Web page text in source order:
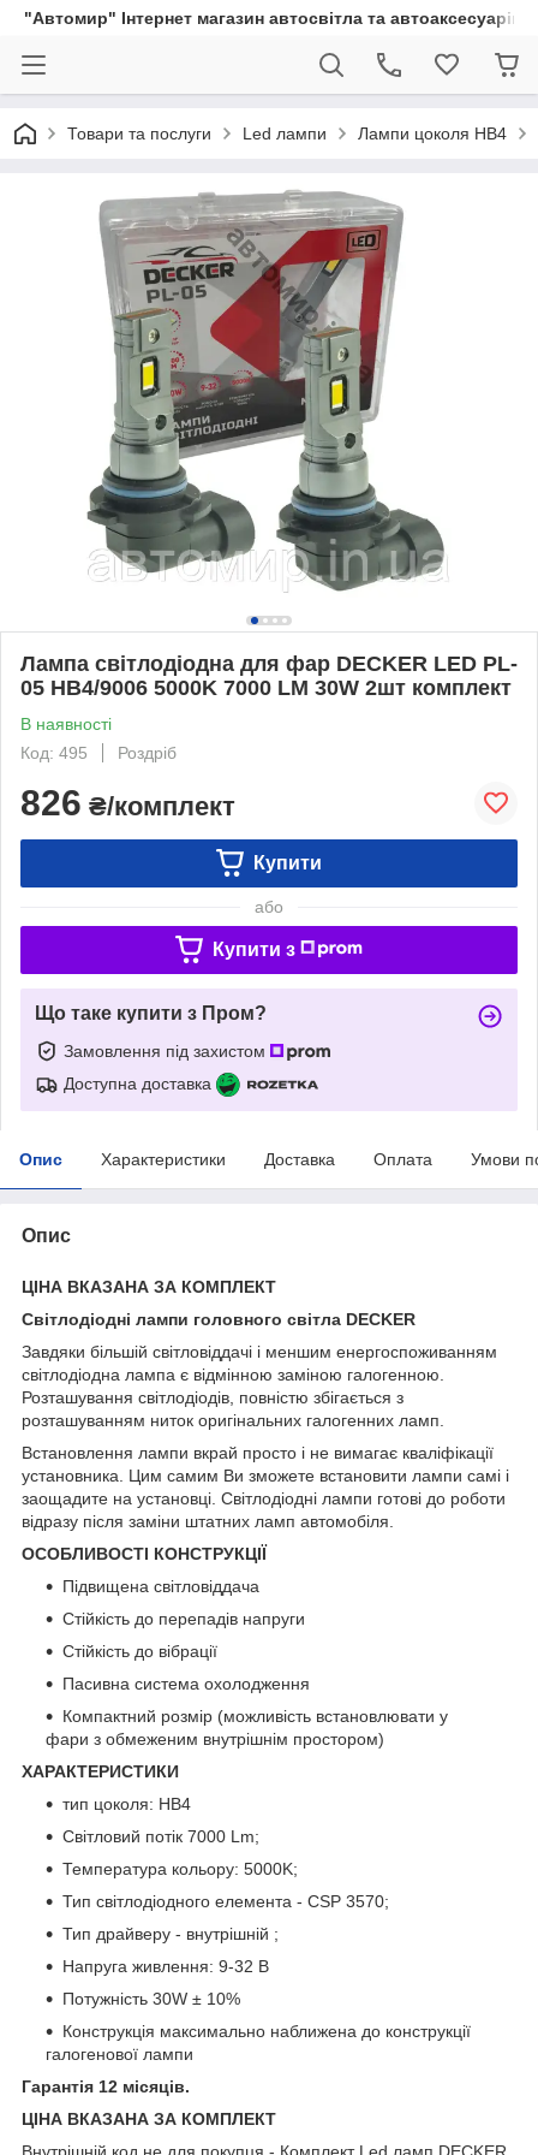
"Автомир" Інтернет магазин автосвітла та автоаксесуарів
Товари та послуги Led лампи Лампи цоколя HB4
Лампа світлодіодна для фар DECKER LED PL-
05 HB4/9006 5000K 7000 LM 30W 2шт комплект
В наявності
Код: 495
Роздріб
826 ₴/комплект
Купити
або
Купити з
Що таке купити з Пром?
Замовлення під захистом
Доступна доставка
Опис Характеристики Доставка Оплата Умови
Опис
ЦІНА ВКАЗАНА ЗА КОМПЛЕКТ
Світлодіодні лампи головного світла DECKER
Завдяки більшій світловіддачі і меншим енергоспоживанням
світлодіодна лампа є відмінною заміною галогенною.
Розташування світлодіодів, повністю збігається з
розташуванням ниток оригінальних галогенних ламп.
Встановлення лампи вкрай просто і не вимагає кваліфікації
установника. Цим самим Ви зможете встановити лампи самі і
заощадите на установці. Світлодіодні лампи готові до роботи
відразу після заміни штатних ламп автомобіля.
ОСОБЛИВОСТІ КОНСТРУКЦІЇ
Підвищена світловіддача
Стійкість до перепадів напруги
Стійкість до вібрації
Пасивна система охолодження
Компактний розмір (можливість встановлювати у
фари з обмеженим внутрішнім простором)
ХАРАКТЕРИСТИКИ
тип цоколя: HB4
Світловий потік 7000 Lm;
Температура кольору: 5000K;
Тип світлодіодного елемента - CSP 3570;
Тип драйверу - внутрішній ;
Напруга живлення: 9-32 B
Потужність 30W ± 10%
Конструкція максимально наближена до конструкції
галогенової лампи
Гарантія 12 місяців.
ЦІНА ВКАЗАНА ЗА КОМПЛЕКТ
Внутрішній код не для покупця - Комплект Led ламп DECKER